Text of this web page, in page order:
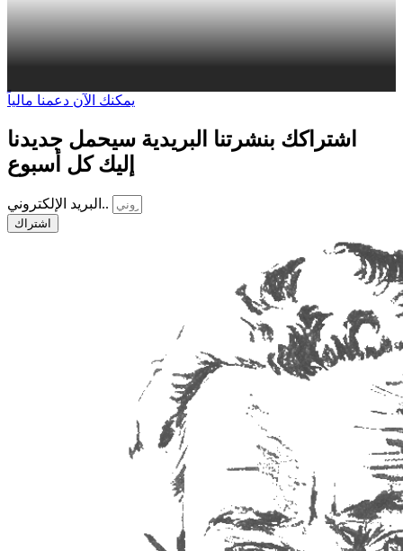
يمكنك الآن دعمنا مالياً
اشتراكك بنشرتنا البريدية سيحمل جديدنا
إليك كل أسبوع
البريد الإلكتروني..
اشتراك